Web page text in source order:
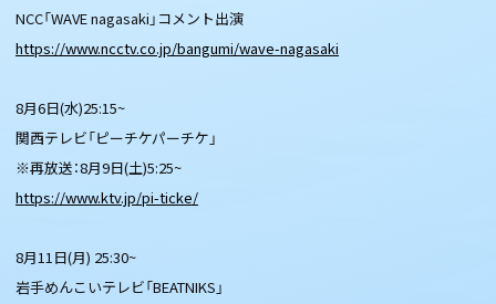
NCC「WAVE nagasaki」コメント出演
https://www.ncctv.co.jp/bangumi/wave-nagasaki
8月6日(水)25:15~
関西テレビ「ピーチケパーチケ」
※再放送：8月9日(土)5:25~
https://www.ktv.jp/pi-ticke/
8月11日(月) 25:30~
岩手めんこいテレビ「BEATNIKS」